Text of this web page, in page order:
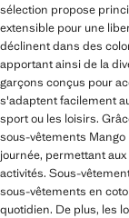
sélection propose
extensible pour une
déclinent dans des
apportant ainsi de la
garçons conçus pour
s'adaptent facilement
sport ou les loisirs.
sous-vêtements
journée, permettant
activités. Sous-
sous-vêtements en
quotidien. De plus, les